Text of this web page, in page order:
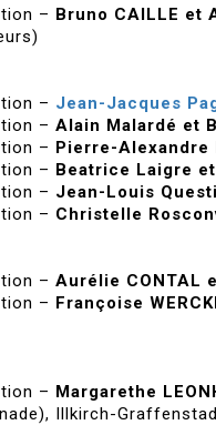
– Bruno CAILLE et
– Jean-Jacques
– Alain Malardé et
– Pierre-Alexandre
– Beatrice Laigre
– Jean-Louis
– Christelle
– Aurélie CONTAL
– Françoise
– Margarethe
Illkirch-